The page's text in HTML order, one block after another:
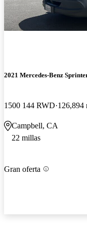
2021 Mercedes-Benz
1500 144 RWD 126,894
Campbell, CA
22 millas
Gran oferta